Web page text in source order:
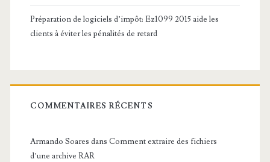
Préparation de logiciels d’impôt: Ez1099 2015 aide les
clients à éviter les pénalités de retard
COMMENTAIRES RÉCENTS
Armando Soares dans Comment extraire des fichiers
d’une archive RAR